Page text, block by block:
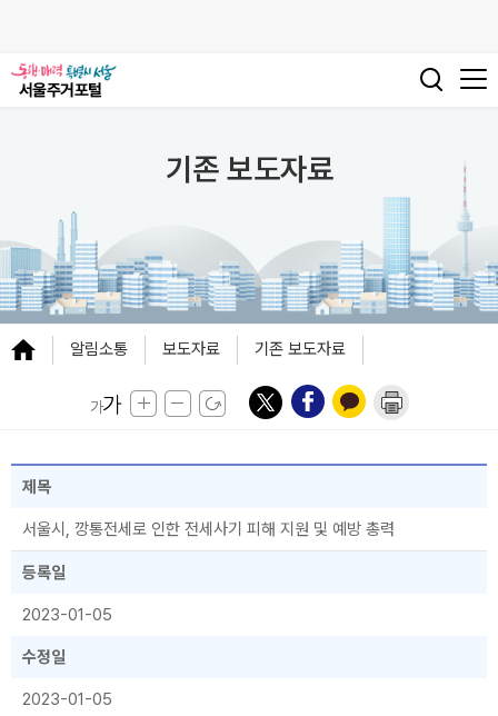
기존 보도자료
알림소통 보도자료 기존 보도자료
제목
서울시, 깡통전세로 인한 전세사기 피해 지원 및 예방 총력
등록일
2023-01-05
수정일
2023-01-05